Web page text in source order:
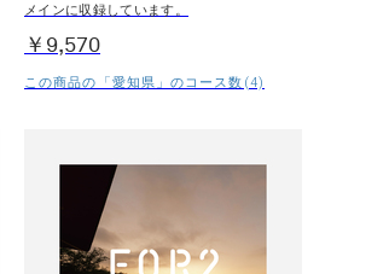
メインに収録しています。
￥9,570
この商品の「愛知県」のコース数(4)